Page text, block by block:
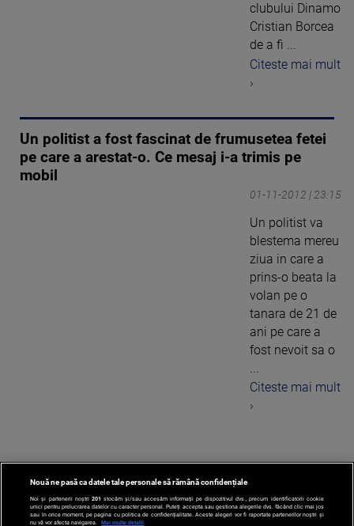
clubului Dinamo
Cristian Borcea
de a fi ...
Citeste mai mult
›
Un politist a fost fascinat de frumusetea fetei
pe care a arestat-o. Ce mesaj i-a trimis pe
mobil
01-11-2012 | 23:15
Un politist va
blestema mereu
ziua in care a
prins-o beata la
volan pe o
tanara de 21 de
ani pe care a
fost nevoit sa o
Citeste mai mult
›
1
Nouă ne pasă ca datele tale personale să rămână confidențiale
Noi și partenerii noștri 201 stocăm și/sau accesăm informații pe dispozitivul dvs., precum identificatorii cookie
unici pentru prelucrarea datelor cu caracter personal. Puteți accepta sau gestiona alegerile dvs. făcând clic mai jos
sau în orice moment, pe pagina cu politica de confidențialitate. Aceste alegeri vor fi raportate partenerilor noștri și
nu vă vor afecta navigarea.
Mai multe detalii